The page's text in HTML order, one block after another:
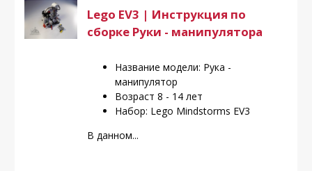
Lego EV3 | Инструкция по
сборке Руки - манипулятора
Название модели: Рука -
манипулятор
Возраст 8 - 14 лет
Набор: Lego Mindstorms EV3
В данном...